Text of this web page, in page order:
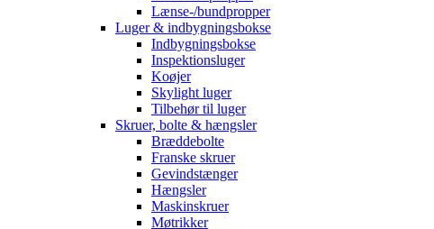
Lænse-/bundpropper
Luger & indbygningsbokse
Indbygningsbokse
Inspektionsluger
Koøjer
Skylight luger
Tilbehør til luger
Skruer, bolte & hængsler
Bræddebolte
Franske skruer
Gevindstænger
Hængsler
Maskinskruer
Møtrikker